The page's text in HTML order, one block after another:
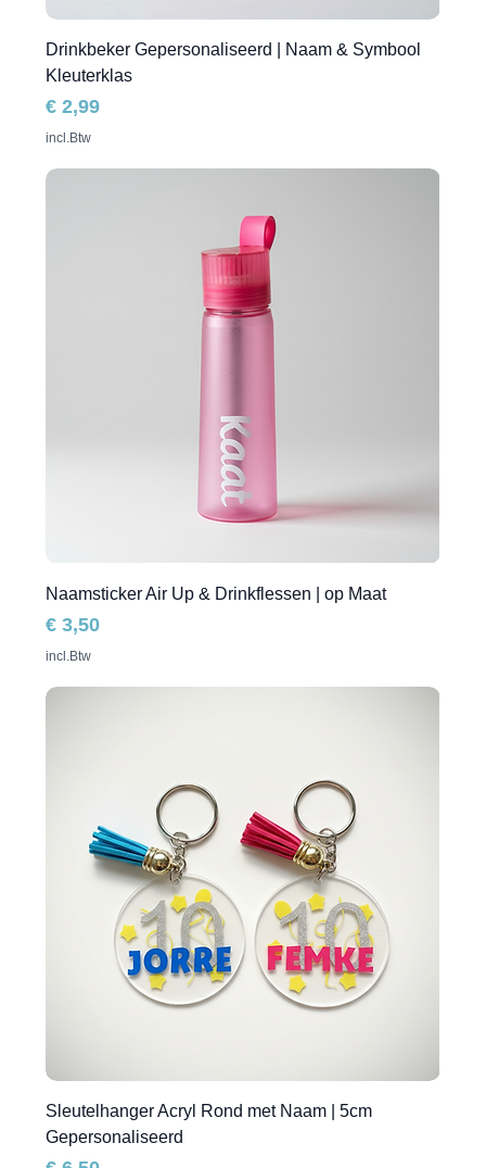
Drinkbeker Gepersonaliseerd | Naam & Symbool
Kleuterklas
Prijs
€ 2,99
incl.Btw
Naamsticker Air Up & Drinkflessen | op Maat
Prijs
€ 3,50
incl.Btw
Sleutelhanger Acryl Rond met Naam | 5cm
Gepersonaliseerd